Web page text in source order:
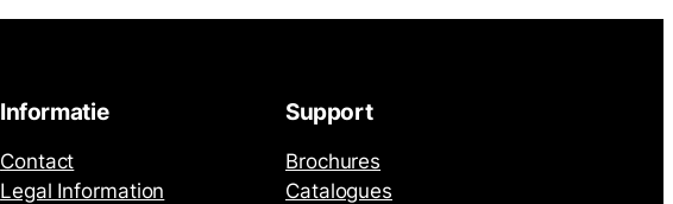
Informatie
Contact
Legal Information
Support
Brochures
Catalogues